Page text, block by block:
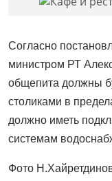
Согласно
министром РТ
общепита должны
столиками в
должно иметь
системам
Фото